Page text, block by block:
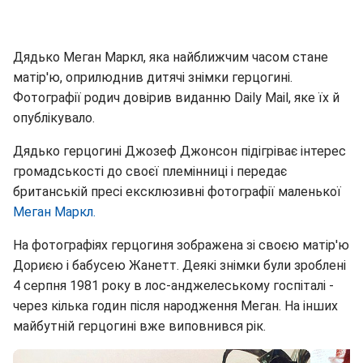
Дядько Меган Маркл, яка найближчим часом стане
матір'ю, оприлюднив дитячі знімки герцогині.
Фотографії родич довірив виданню Daily Mail, яке їх й
опублікувало.
Дядько герцогині Джозеф Джонсон підігріває інтерес
громадськості до своєї племінниці і передає
британській пресі ексклюзивні фотографії маленької
Меган Маркл.
На фотографіях герцогиня зображена зі своєю матір'ю
Дориєю і бабусею Жанетт. Деякі знімки були зроблені
4 серпня 1981 року в лос-анджелеському госпіталі -
через кілька годин після народження Меган. На інших
майбутній герцогині вже виповнився рік.